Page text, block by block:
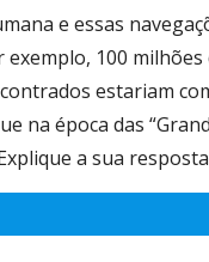
e essas
100 milhões
estariam
na época das
a sua